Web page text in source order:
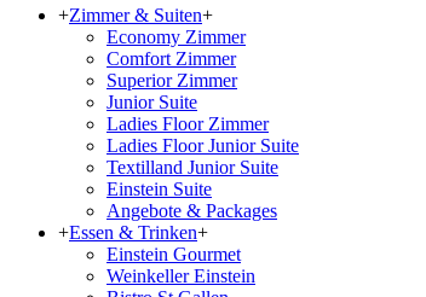
+Zimmer & Suiten+
Economy Zimmer
Comfort Zimmer
Superior Zimmer
Junior Suite
Ladies Floor Zimmer
Ladies Floor Junior Suite
Textilland Junior Suite
Einstein Suite
Angebote & Packages
+Essen & Trinken+
Einstein Gourmet
Weinkeller Einstein